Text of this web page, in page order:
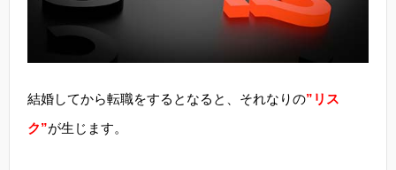
結婚してから転職をするとなると、それなりの”リス
ク”が生じます。